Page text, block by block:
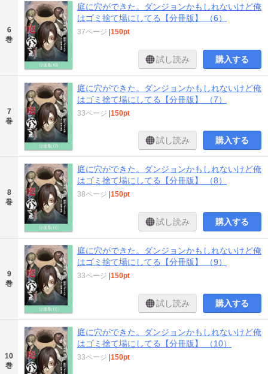
6
巻
庭に穴ができた。ダンジョンかもしれないけど俺
はゴミ捨て場にしてる【分冊版】 （6）
37ページ |150pt
試し読み 購入する
7
巻
庭に穴ができた。ダンジョンかもしれないけど俺
はゴミ捨て場にしてる【分冊版】 （7）
33ページ |150pt
試し読み 購入する
8
巻
庭に穴ができた。ダンジョンかもしれないけど俺
はゴミ捨て場にしてる【分冊版】 （8）
38ページ |150pt
試し読み 購入する
9
巻
庭に穴ができた。ダンジョンかもしれないけど俺
はゴミ捨て場にしてる【分冊版】 （9）
33ページ |150pt
試し読み 購入する
10
巻
庭に穴ができた。ダンジョンかもしれないけど俺
はゴミ捨て場にしてる【分冊版】 （10）
33ページ |150pt